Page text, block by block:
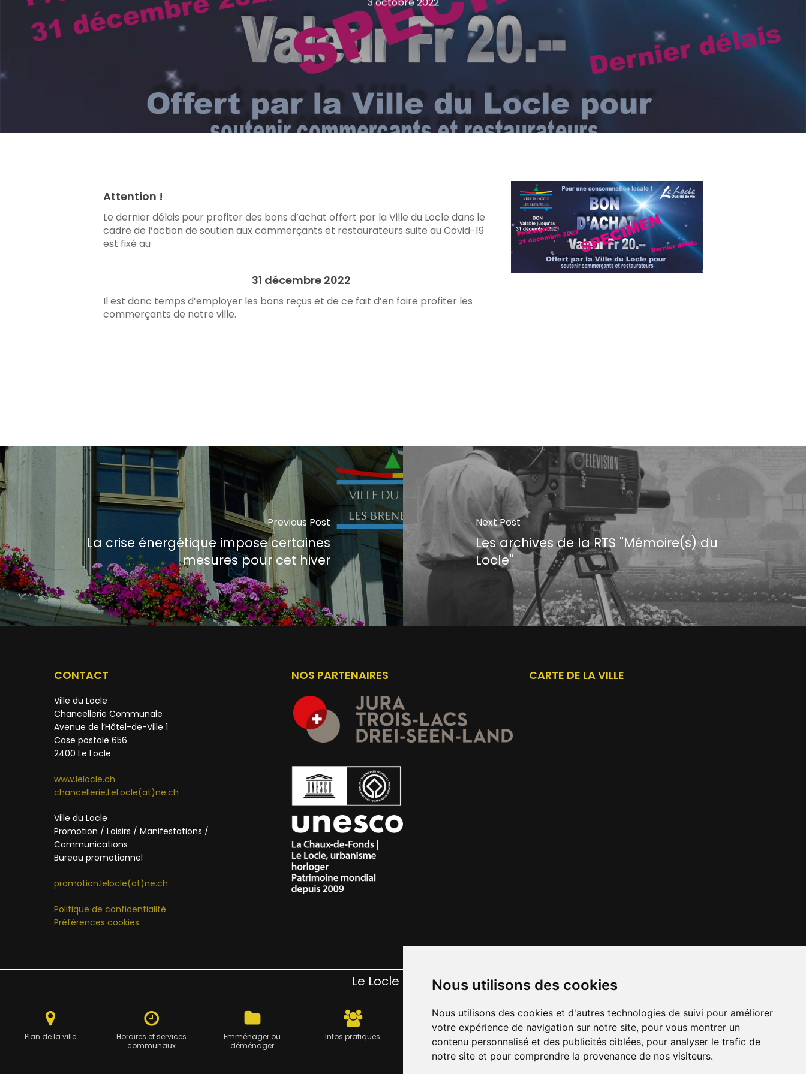
Nous utilisons des cookies
Nous utilisons des cookies et d'autres technologies de suivi pour améliorer
votre expérience de navigation sur notre site, pour vous montrer un
contenu personnalisé et des publicités ciblées, pour analyser le trafic de
notre site et pour comprendre la provenance de nos visiteurs.
Appuyez sur Enter pour rechercher ou sur ESC pour fermer
Attention !
Le dernier délais pour profiter des bons d’achat offert par la Ville du Locle dans le
cadre de l’action de soutien aux commerçants et restaurateurs suite au Covid-19
est fixé au
31 décembre 2022
Il est donc temps d’employer les bons reçus et de ce fait d’en faire profiter les
commerçants de notre ville.
Previous Post
La crise énergétique impose certaines
mesures pour cet hiver
Next Post
Les archives de la RTS "Mémoire(s) du
Locle"
CONTACT
Ville du Locle
Chancellerie Communale
Avenue de l’Hôtel-de-Ville 1
Case postale 656
2400 Le Locle
www.lelocle.ch
chancellerie.LeLocle(at)ne.ch
Ville du Locle
Promotion / Loisirs / Manifestations /
Communications
Bureau promotionnel
promotion.lelocle(at)ne.ch
Politique de confidentialité
Préférences cookies
NOS PARTENAIRES CARTE DE LA VILLE
Le Locle pratique
Plan de la ville
Horaires et services
communaux
Emménager ou
déménager
Infos pratiques
Carte journalière CFF -
Flexicard
Travaux importants en
cours
Numéros d'urgence À louer / à vendre